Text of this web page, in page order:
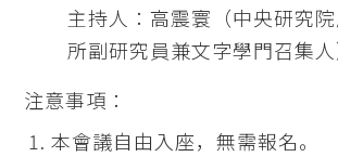
主持人：高震寰（中央研究
所副研究員兼文字學門召集人
注意事項：
本會議自由入座，無需報名。